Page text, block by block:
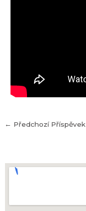
← Předchozí Příspěvek